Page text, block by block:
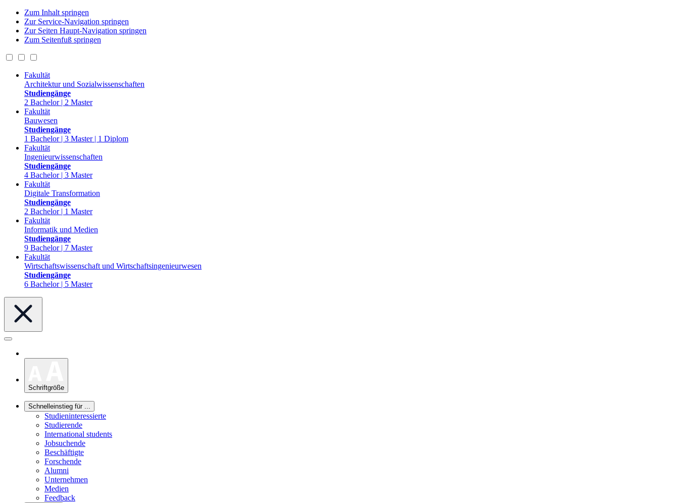
Zum Inhalt springen
Zur Service-Navigation springen
Zur Seiten Haupt-Navigation springen
Zum Seitenfuß springen
Fakultät
Architektur und Sozialwissenschaften
Studiengänge
2 Bachelor | 2 Master
Fakultät
Bauwesen
Studiengänge
1 Bachelor | 3 Master | 1 Diplom
Fakultät
Ingenieurwissenschaften
Studiengänge
4 Bachelor | 3 Master
Fakultät
Digitale Transformation
Studiengänge
2 Bachelor | 1 Master
Fakultät
Informatik und Medien
Studiengänge
9 Bachelor | 7 Master
Fakultät
Wirtschaftswissenschaft und Wirtschaftsingenieurwesen
Studiengänge
6 Bachelor | 5 Master
Schriftgröße
Schnelleinstieg für ...
Studieninteressierte
Studierende
International students
Jobsuchende
Beschäftigte
Forschende
Alumni
Unternehmen
Medien
Feedback